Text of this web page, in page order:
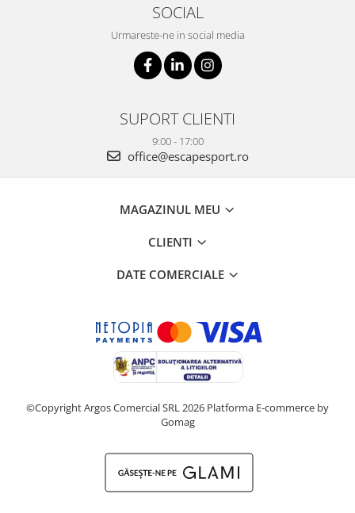
SOCIAL
Urmareste-ne in social media
SUPORT CLIENTI
9:00 - 17:00
office@escapesport.ro
MAGAZINUL MEU
CLIENTI
DATE COMERCIALE
©Copyright Argos Comercial SRL 2026 Platforma E-commerce by
Gomag